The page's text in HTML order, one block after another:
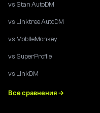
vs Stan AutoDM
vs Linktree AutoDM
vs MobileMonkey
vs SuperProfile
vs LinkDM
Все сравнения →